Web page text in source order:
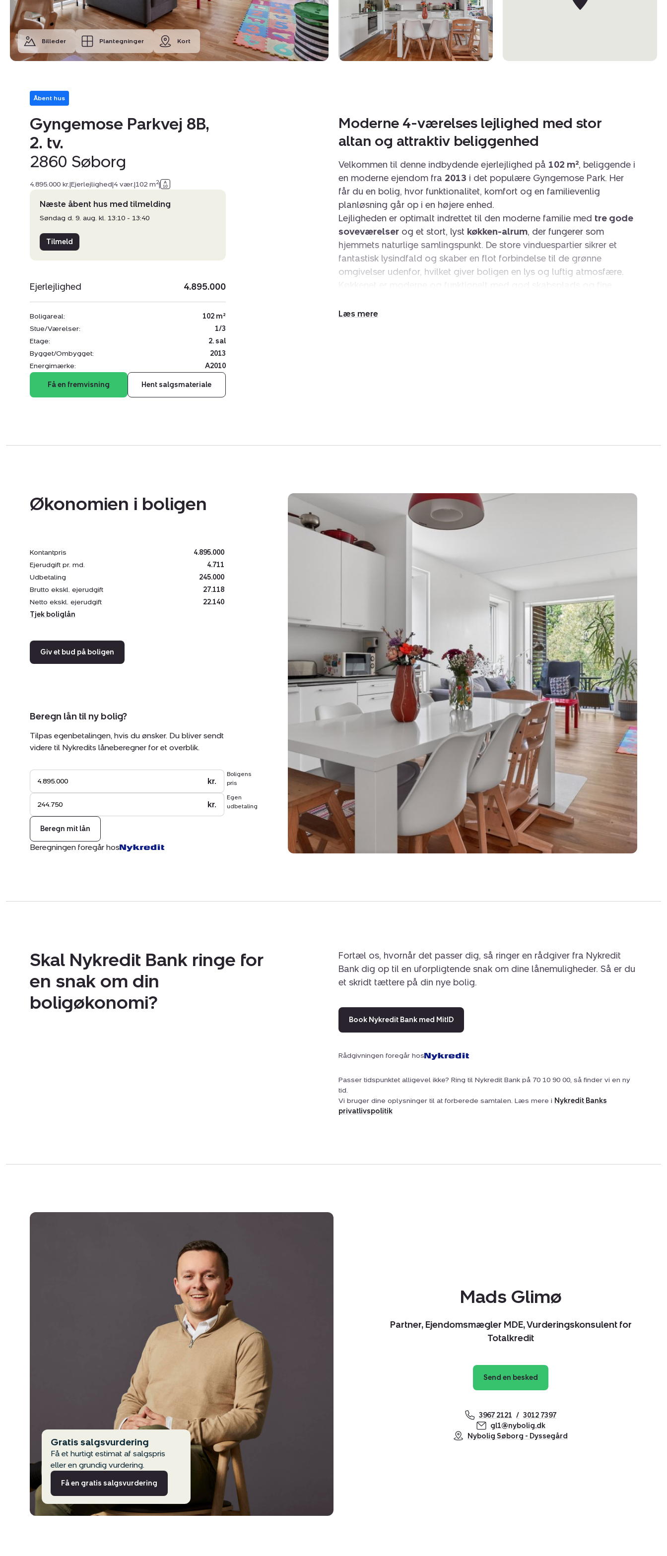
Billeder Plantegninger Kort
Åbent hus
Gyngemose Parkvej 8B,
2. tv.
2860 Søborg
4.895.000 kr.|Ejerlejlighed|4 vær.|102 m2|
Næste åbent hus med tilmelding
Søndag d. 9. aug. kl. 13:10 - 13:40
Tilmeld
Ejerlejlighed 4.895.000
Boligareal:
102 m²
Stue/Værelser:
1/3
Etage:
2. sal
Bygget/Ombygget:
2013
Energimærke:
A2010
Få en fremvisning Hent salgsmateriale
Moderne 4-værelses lejlighed med stor
altan og attraktiv beliggenhed
Velkommen til denne indbydende ejerlejlighed på 102 m², beliggende i
en moderne ejendom fra 2013 i det populære Gyngemose Park. Her
får du en bolig, hvor funktionalitet, komfort og en familievenlig
planløsning går op i en højere enhed.
Lejligheden er optimalt indrettet til den moderne familie med tre gode
soveværelserog et stort, lyst køkken-alrum, der fungerer som
hjemmets naturlige samlingspunkt. De store vinduespartier sikrer et
fantastisk lysindfald og skaber en flot forbindelse til de grønne
omgivelser udenfor, hvilket giver boligen en lys og luftig atmosfære.
spiseafdeling og hyggeligt sofaarrangement. Fra stuen er der direkte
Ideel beliggenhed for børnefamilien
Beliggenheden gør hverdagen nem for hele familien. Der er kort
gåafstand til både
mens dagligvareindkøb hurtigt klares hos
få minutter fra boligen.
inden for kort afstand med
grønne stisystemer, sø og rekreative områder. Samtidig giver gode
busforbindelser fra Juni Allé nem adgang til både København og resten
af Storkøbenhavn.
En moderne og velindrettet bolig med plads til familielivet, skønne
lysforhold og en attraktiv beliggenhed tæt på både natur, institutioner
og hverdagens fornødenheder.
Økonomien i boligen
Kontantpris
4.895.000
Ejerudgift pr. md.
4.711
Udbetaling
245.000
Brutto ekskl. ejerudgift
27.118
Netto ekskl. ejerudgift
22.140
Tjek boliglån
Giv et bud på boligen
Beregn lån til ny bolig?
Tilpas egenbetalingen, hvis du ønsker. Du bliver sendt
videre til Nykredits låneberegner for et overblik.
Boligens
pris
kr.
Egen
udbetaling
kr.
Beregn mit lån
Beregningen foregår hos
Skal Nykredit Bank ringe for
en snak om din
boligøkonomi?
Fortæl os, hvornår det passer dig, så ringer en rådgiver fra Nykredit
Bank dig op til en uforpligtende snak om dine lånemuligheder. Så er du
et skridt tættere på din nye bolig.
Book Nykredit Bank med MitID
Rådgivningen foregår hos
Passer tidspunktet alligevel ikke? Ring til Nykredit Bank på 70 10 90 00, så finder vi en ny
tid.
Vi bruger dine oplysninger til at forberede samtalen. Læs mere i Nykredit Banks
privatlivspolitik
Gratis salgsvurdering
Få et hurtigt estimat af salgspris
eller en grundig vurdering.
Få en gratis salgsvurdering
Mads Glimø
Partner, Ejendomsmægler MDE, Vurderingskonsulent for
Totalkredit
Send en besked
3967 2121
3012 7397
gl1@nybolig.dk
Nybolig Søborg - Dyssegård